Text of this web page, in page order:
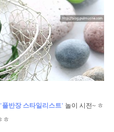
'풀반장 스타일리스트' 놀이 시전~ ㅎ
ㅎ